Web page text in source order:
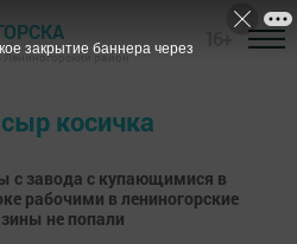
Лениногорский район
косичка
с завода с купающимися в
рабочими в лениногорские
не попали
закрытие баннера через